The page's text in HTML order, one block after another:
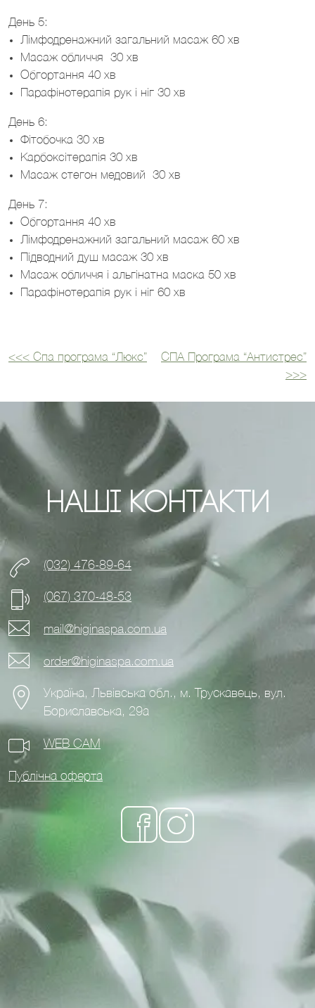
День 5:
Лімфодренажний загальний масаж 60 хв
Масаж обличчя 30 хв
Обгортання 40 хв
Парафінотерапія рук і ніг 30 хв
День 6:
Фітобочка 30 хв
Карбоксітерапія 30 хв
Масаж стегон медовий 30 хв
День 7:
Обгортання 40 хв
Лімфодренажний загальний масаж 60 хв
Підводний душ масаж 30 хв
Масаж обличчя і альгінатна маска 50 хв
Парафінотерапія рук і ніг 60 хв
Навігація
<<< Спа програма “Люкс”
СПА Програма “Антистрес”
>>>
Наші Контакти
(032) 476-89-64
(067) 370-48-53
mail@higinaspa.com.ua
order@higinaspa.com.ua
Україна, Львівська обл., м. Трускавець, вул.
Бориславська, 29а
WEB CAM
Публічна оферта